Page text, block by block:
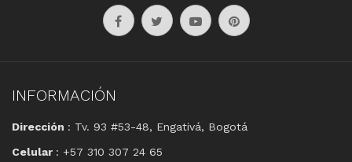
INFORMACIÓN
Dirección : Tv. 93 #53-48, Engativá, Bogotá
Celular : +57 310 307 24 65